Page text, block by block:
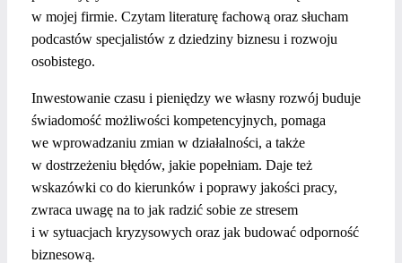
w mojej firmie. Czytam literaturę fachową oraz słucham
podcastów specjalistów z dziedziny biznesu i rozwoju
osobistego.
Inwestowanie czasu i pieniędzy we własny rozwój buduje
świadomość możliwości kompetencyjnych, pomaga
we wprowadzaniu zmian w działalności, a także
w dostrzeżeniu błędów, jakie popełniam. Daje też
wskazówki co do kierunków i poprawy jakości pracy,
zwraca uwagę na to jak radzić sobie ze stresem
i w sytuacjach kryzysowych oraz jak budować odporność
biznesową.